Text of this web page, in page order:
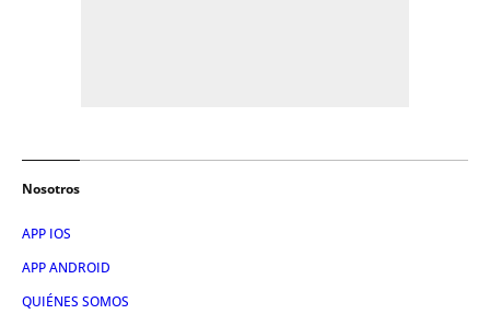
Nosotros
APP IOS
APP ANDROID
QUIÉNES SOMOS